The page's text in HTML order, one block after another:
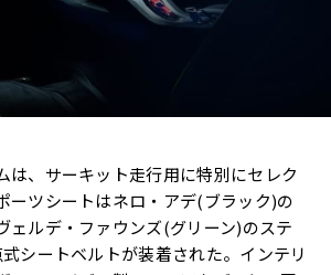
は、サーキット走行用に特別にセレク
ーツシートはネロ・アデ(ブラック)の
ェルデ・ファウンズ(グリーン)のステ
シートベルトが装着された。インテリ